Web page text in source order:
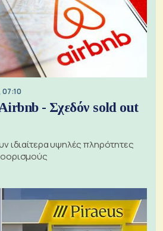
07:10
- Σχεδόν sold out
ιδιαίτερα υψηλές πληρότητες